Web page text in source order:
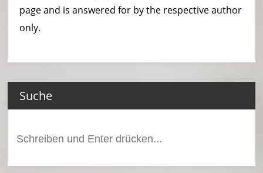
page and is answered for by the respective author
only.
Suche
nach: